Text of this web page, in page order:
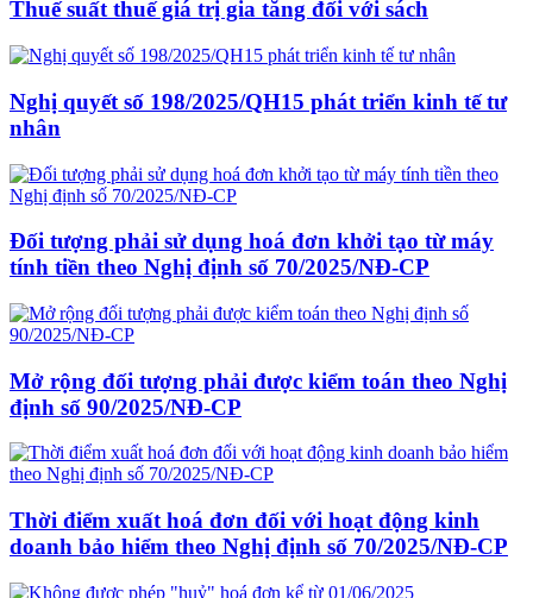
Thuế suất thuế giá trị gia tăng đối với sách
Nghị quyết số 198/2025/QH15 phát triển kinh tế tư
nhân
Đối tượng phải sử dụng hoá đơn khởi tạo từ máy
tính tiền theo Nghị định số 70/2025/NĐ-CP
Mở rộng đối tượng phải được kiểm toán theo Nghị
định số 90/2025/NĐ-CP
Thời điểm xuất hoá đơn đối với hoạt động kinh
doanh bảo hiểm theo Nghị định số 70/2025/NĐ-CP